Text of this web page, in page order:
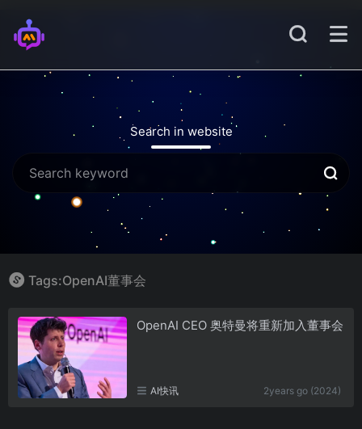
Search in website
Tags:OpenAI董事会
OpenAI CEO 奥特曼将重新加入董事会
AI快讯 2years go (2024)